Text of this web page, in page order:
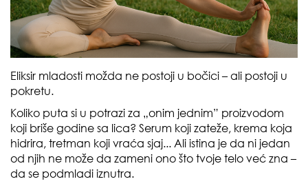
Eliksir mladosti možda ne postoji u bočici – ali postoji u
pokretu.
Koliko puta si u potrazi za „onim jednim” proizvodom
koji briše godine sa lica? Serum koji zateže, krema koja
hidrira, tretman koji vraća sjaj... Ali istina je da ni jedan
od njih ne može da zameni ono što tvoje telo već zna –
da se podmladi iznutra.